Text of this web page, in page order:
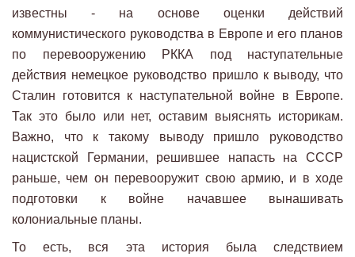
известны - на основе оценки действий
коммунистического руководства в Европе и его планов
по перевооружению РККА под наступательные
действия немецкое руководство пришло к выводу, что
Сталин готовится к наступательной войне в Европе.
Так это было или нет, оставим выяснять историкам.
Важно, что к такому выводу пришло руководство
нацистской Германии, решившее напасть на СССР
раньше, чем он перевооружит свою армию, и в ходе
подготовки к войне начавшее вынашивать
колониальные планы.
То есть, вся эта история была следствием